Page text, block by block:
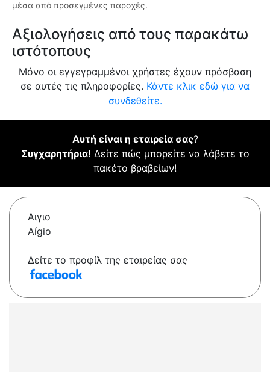
μέσα από προσεγμένες παροχές.
Αξιολογήσεις από τους παρακάτω
ιστότοπους
Μόνο οι εγγεγραμμένοι χρήστες έχουν πρόσβαση
σε αυτές τις πληροφορίες. Κάντε κλικ εδώ για να
συνδεθείτε.
Αυτή είναι η εταιρεία σας?
Συγχαρητήρια! Δείτε πώς μπορείτε να λάβετε το
πακέτο βραβείων!
Αιγιο
Aígio
Δείτε το προφίλ της εταιρείας σας